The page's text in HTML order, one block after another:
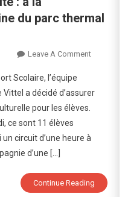
du parc thermal
Leave A CommentOn
Reprise
À
Scolaire, l’équipe
Vittel a décidé d’assurer
pour les élèves.
ce sont 11 élèves
circuit d’une heure à
d’une […]
Continue Reading